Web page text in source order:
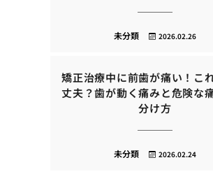
2026.02.26
未分類
矯正治療中に前歯が痛い！こ
丈夫？歯が動く痛みと危険な
分け方
2026.02.24
未分類